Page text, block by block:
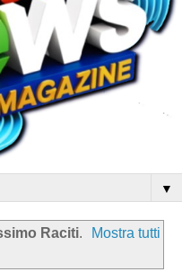
▼
Raciti.
Mostra tutti